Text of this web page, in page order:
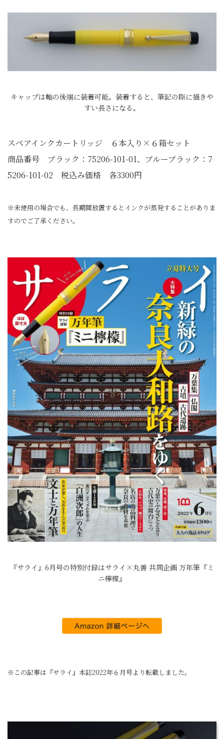
キャップは軸の後端に装着可能。装着すると、筆記の際に描きや
すい長さになる。
スペアインクカートリッジ ６本入り×６箱セット
商品番号 ブラック：75206-101-01、ブルーブラック：7
5206-101-02 税込み価格 各3300円
※未使用の場合でも、長期間放置するとインクが蒸発することがありま
すのでご了承ください。
『サライ』6月号の特別付録はサライ×丸善 共同企画 万年筆『ミ
ニ檸檬』
※この記事は『サライ』本誌2022年６月号より転載しました。